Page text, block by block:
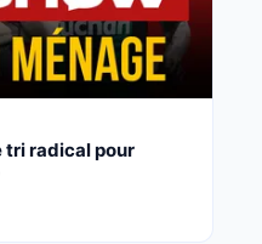
tri radical pour